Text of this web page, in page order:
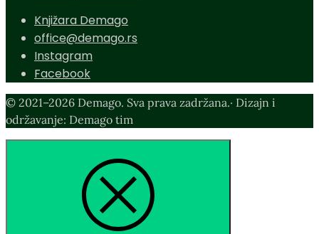
Knjižara Demago
office@demago.rs
Instagram
Facebook
© 2021–2026 Demago. Sva prava zadržana.· Dizajn i
održavanje: Demago tim